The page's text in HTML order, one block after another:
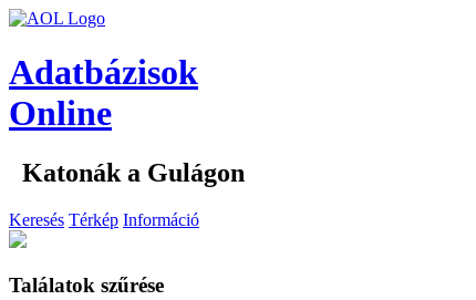
Adatbázisok
Online
Katonák a Gulágon
Keresés Térkép Információ
Találatok szűrése